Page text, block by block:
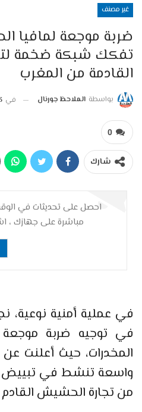
غير مصنف
ضربة موجعة لمافيا
تفكك شبكة ضخمة
القادمة من المغرب
بواسطة الملاحظ جورنال في 13
0
شارك
احصل على تحديثات في
مباشرة على جهازك ،
في عملية أمنية نوعية،
في توجيه ضربة موجعة
المخدرات، حيث أعلنت
واسعة تنشط في تبييض
من تجارة الحشيش